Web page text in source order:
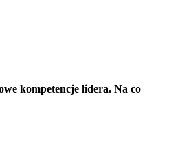
kompetencje lidera. Na co